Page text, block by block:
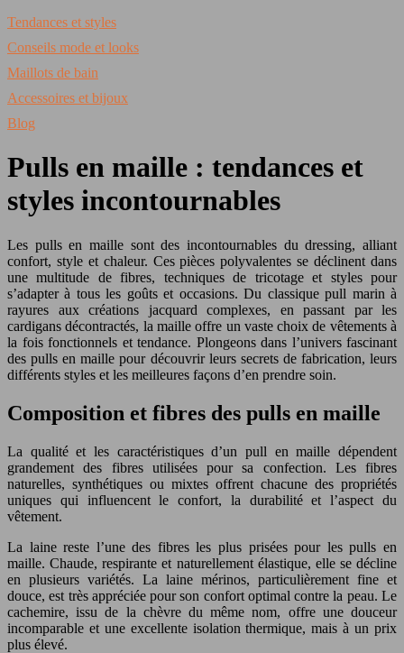
Tendances et styles
Conseils mode et looks
Maillots de bain
Accessoires et bijoux
Blog
Pulls en maille : tendances et
styles incontournables
Les pulls en maille sont des incontournables du dressing, alliant
confort, style et chaleur. Ces pièces polyvalentes se déclinent dans
une multitude de fibres, techniques de tricotage et styles pour
s’adapter à tous les goûts et occasions. Du classique pull marin à
rayures aux créations jacquard complexes, en passant par les
cardigans décontractés, la maille offre un vaste choix de vêtements à
la fois fonctionnels et tendance. Plongeons dans l’univers fascinant
des pulls en maille pour découvrir leurs secrets de fabrication, leurs
différents styles et les meilleures façons d’en prendre soin.
Composition et fibres des pulls en maille
La qualité et les caractéristiques d’un pull en maille dépendent
grandement des fibres utilisées pour sa confection. Les fibres
naturelles, synthétiques ou mixtes offrent chacune des propriétés
uniques qui influencent le confort, la durabilité et l’aspect du
vêtement.
La laine reste l’une des fibres les plus prisées pour les pulls en
maille. Chaude, respirante et naturellement élastique, elle se décline
en plusieurs variétés. La laine mérinos, particulièrement fine et
douce, est très appréciée pour son confort optimal contre la peau. Le
cachemire, issu de la chèvre du même nom, offre une douceur
incomparable et une excellente isolation thermique, mais à un prix
plus élevé.